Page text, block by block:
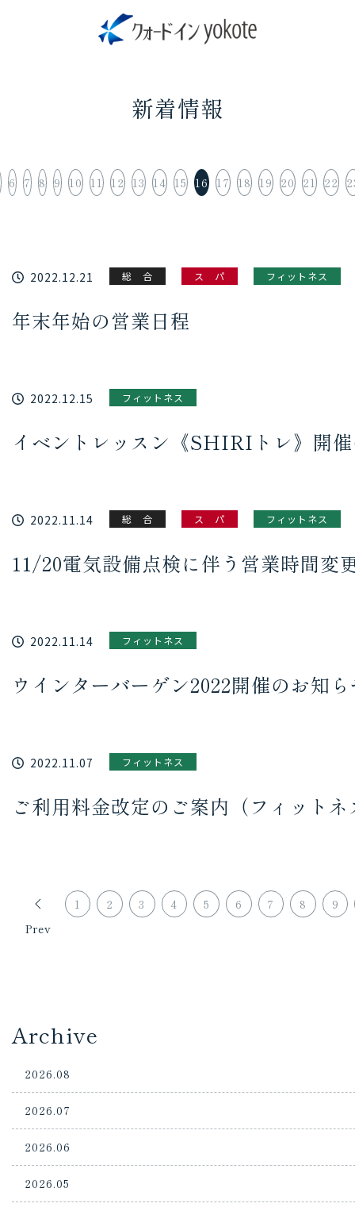
新着情報
6 7 8 9 10 11 12 13 14 15 16 17 18 19 20 21 22
2022.12.21 総 合 ス パ フィットネス
年末年始の営業日程
2022.12.15 フィットネス
イベントレッスン《SHIRIトレ》開
2022.11.14 総 合 ス パ フィットネス
11/20電気設備点検に伴う営業時間変
2022.11.14 フィットネス
ウインターバーゲン2022開催のお知
2022.11.07 フィットネス
ご利用料金改定のご案内（フィットネ
Prev
1 2 3 4 5 6 7 8 9
Archive
2026.08
2026.07
2026.06
2026.05